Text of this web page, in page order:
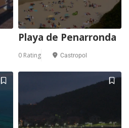
Playa de Penarronda
0 Rating Castropol